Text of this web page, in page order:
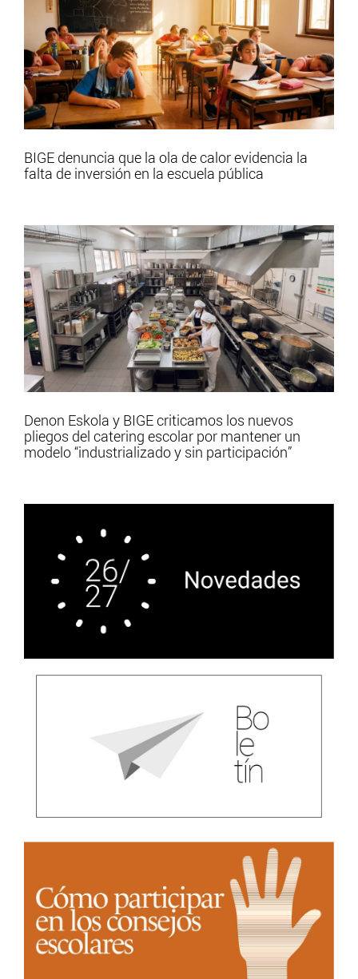
BIGE denuncia que la ola de calor evidencia la
falta de inversión en la escuela pública
Denon Eskola y BIGE criticamos los nuevos
pliegos del catering escolar por mantener un
modelo “industrializado y sin participación”